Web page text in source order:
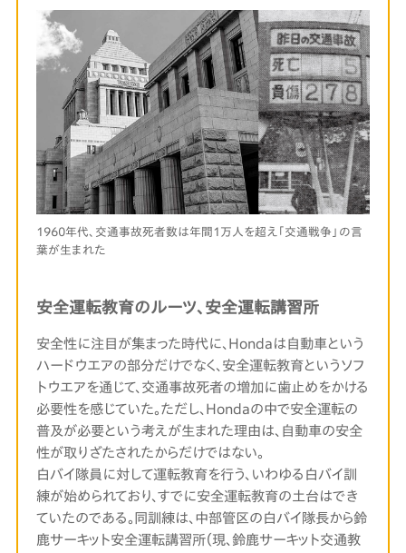
1960年代、交通事故死者数は年間1万人を超え「交通戦争」の言
葉が生まれた
安全運転教育のルーツ、安全運転講習所
安全性に注目が集まった時代に、Hondaは自動車という
ハードウエアの部分だけでなく、安全運転教育というソフ
トウエアを通じて、交通事故死者の増加に歯止めをかける
必要性を感じていた。ただし、Hondaの中で安全運転の
普及が必要という考えが生まれた理由は、自動車の安全
性が取りざたされたからだけではない。
白バイ隊員に対して運転教育を行う、いわゆる白バイ訓
練が始められており、すでに安全運転教育の土台はでき
ていたのである。同訓練は、中部管区の白バイ隊長から鈴
鹿サーキット安全運転講習所（現、鈴鹿サーキット交通教